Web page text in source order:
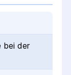
bei der